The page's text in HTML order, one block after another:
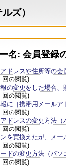
ズ）
名: 会員登録
アドレスや住所等の
回の閲覧)
の変更をした場合
回の閲覧)
に［携帯用メールア
回の閲覧)
アドレスの変更方法（
回の閲覧)
を買換えたが、メ
回の閲覧)
ドの変更方法（パソ
回の閲覧)